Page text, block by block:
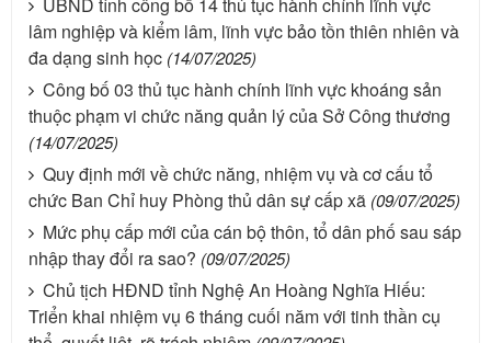
lâm nghiệp và kiểm lâm, lĩnh vực bảo tồn thiên nhiên và
đa dạng sinh học (14/07/2025)
Công bố 03 thủ tục hành chính lĩnh vực khoáng sản
thuộc phạm vi chức năng quản lý của Sở Công thương
(14/07/2025)
Quy định mới về chức năng, nhiệm vụ và cơ cấu tổ
chức Ban Chỉ huy Phòng thủ dân sự cấp xã (09/07/2025)
Mức phụ cấp mới của cán bộ thôn, tổ dân phố sau sáp
nhập thay đổi ra sao? (09/07/2025)
Chủ tịch HĐND tỉnh Nghệ An Hoàng Nghĩa Hiếu:
Triển khai nhiệm vụ 6 tháng cuối năm với tinh thần cụ